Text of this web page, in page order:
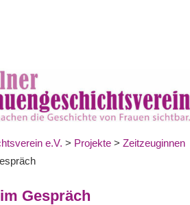
e.V. > Projekte > Zeitzeuginnen
Gespräch